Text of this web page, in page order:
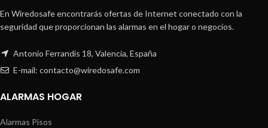
En Wiredosafe encontrarás ofertas de Internet conectado con la
seguridad que proporcionan las alarmas en el hogar o negocios.
Antonio Ferrandis 18, Valencia, España
E-mail: contacto@wiredosafe.com
ALARMAS HOGAR
Alarmas Pisos